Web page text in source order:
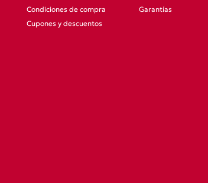
Condiciones de compra
Cupones y descuentos
Garantías